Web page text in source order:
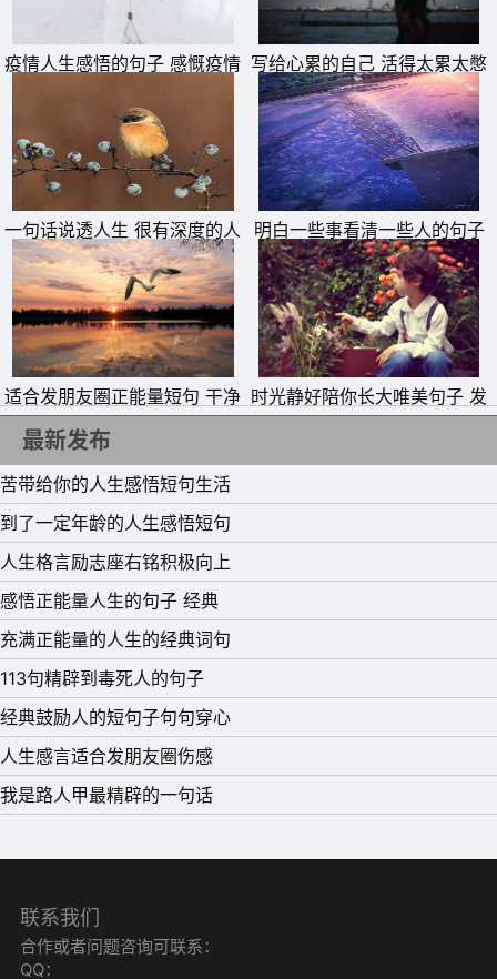
11、你瘦的时候在我心里，后来胖了，卡在里面出不来了。
12、有些事情开口一次两次没有后文就算了，我可是站在冰
箱上高冷的人。
13、有钱就败家，没钱就拜神。
14、如果可以，我把曾经给你的伤再给你一次。
15、你总说我懒，是啊，喜欢上你就懒得放弃你了呀。
疫情人生感悟的句子 感慨疫情 写给心累的自己 活得太累太憋
屈的说说
一句话说透人生 很有深度的人
生短句
明白一些事看清一些人的句子
适合发朋友圈正能量短句 干净
励志短句
时光静好陪你长大唯美句子 发
朋友圈晒女儿的精美句子
最新发布
苦带给你的人生感悟短句生活
到了一定年龄的人生感悟短句
人生格言励志座右铭积极向上
感悟正能量人生的句子 经典
充满正能量的人生的经典词句
113句精辟到毒死人的句子
经典鼓励人的短句子句句穿心
人生感言适合发朋友圈伤感
我是路人甲最精辟的一句话
联系我们
合作或者问题咨询可联系：
QQ：